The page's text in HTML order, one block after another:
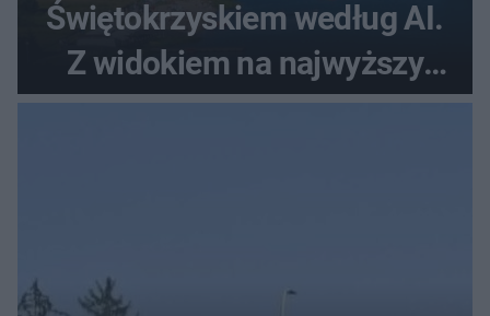
Świętokrzyskiem według AI.
Z widokiem na najwyższy
szczyt Gór Świętokrzyskich